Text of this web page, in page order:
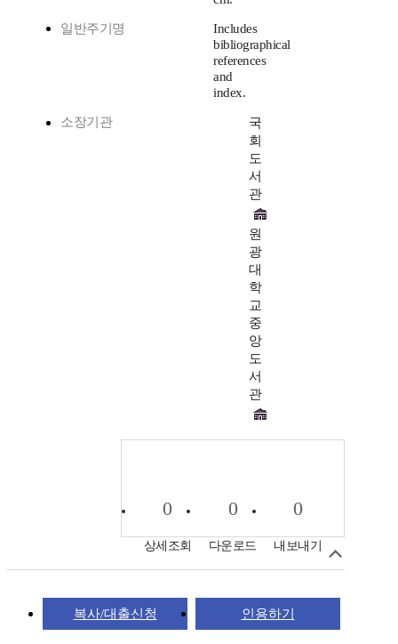
일반주기명
Includes
bibliographical
references
and
index.
소장기관
국
회
도
서
관
원
광
대
학
교
중
앙
도
서
관
0
상세조회
0
다운로드
0
내보내기
복사/대출신청 인용하기